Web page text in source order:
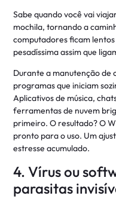
Sabe quando você vai
mochila, tornando a
computadores ficam
pesadíssima assim que
Durante a manutenção de
programas que iniciam
Aplicativos de música,
ferramentas de nuvem
primeiro. O resultado? O
pronto para o uso. Um
estresse acumulado.
4. Vírus ou
parasitas